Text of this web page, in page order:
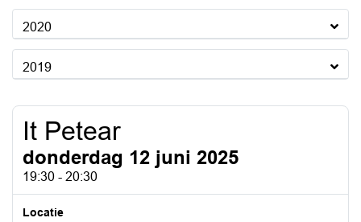
2020
2019
It Petear
donderdag 12 juni 2025
19:30 - 20:30
Locatie